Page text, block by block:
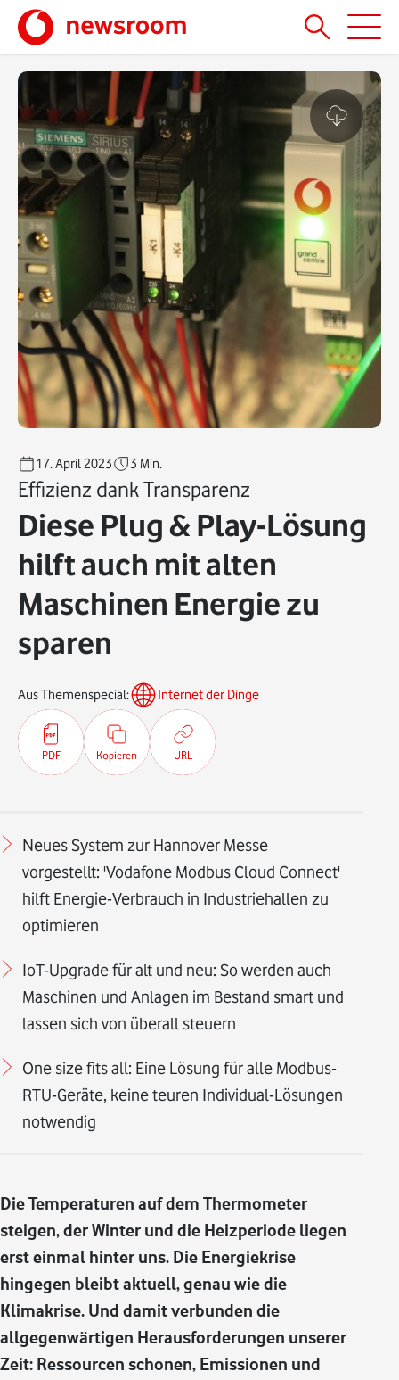
17. April 2023 3 Min.
Effizienz dank Transparenz
Diese Plug & Play-Lösung
hilft auch mit alten
Maschinen Energie zu
sparen
Aus Themenspecial: Internet der Dinge
PDF Kopieren URL
Neues System zur Hannover Messe
vorgestellt: 'Vodafone Modbus Cloud Connect'
hilft Energie-Verbrauch in Industriehallen zu
optimieren
IoT-Upgrade für alt und neu: So werden auch
Maschinen und Anlagen im Bestand smart und
lassen sich von überall steuern
One size fits all: Eine Lösung für alle Modbus-
RTU-Geräte, keine teuren Individual-Lösungen
notwendig
Die Temperaturen auf dem Thermometer
steigen, der Winter und die Heizperiode liegen
erst einmal hinter uns. Die Energiekrise
hingegen bleibt aktuell, genau wie die
Klimakrise. Und damit verbunden die
allgegenwärtigen Herausforderungen unserer
Zeit: Ressourcen schonen, Emissionen und